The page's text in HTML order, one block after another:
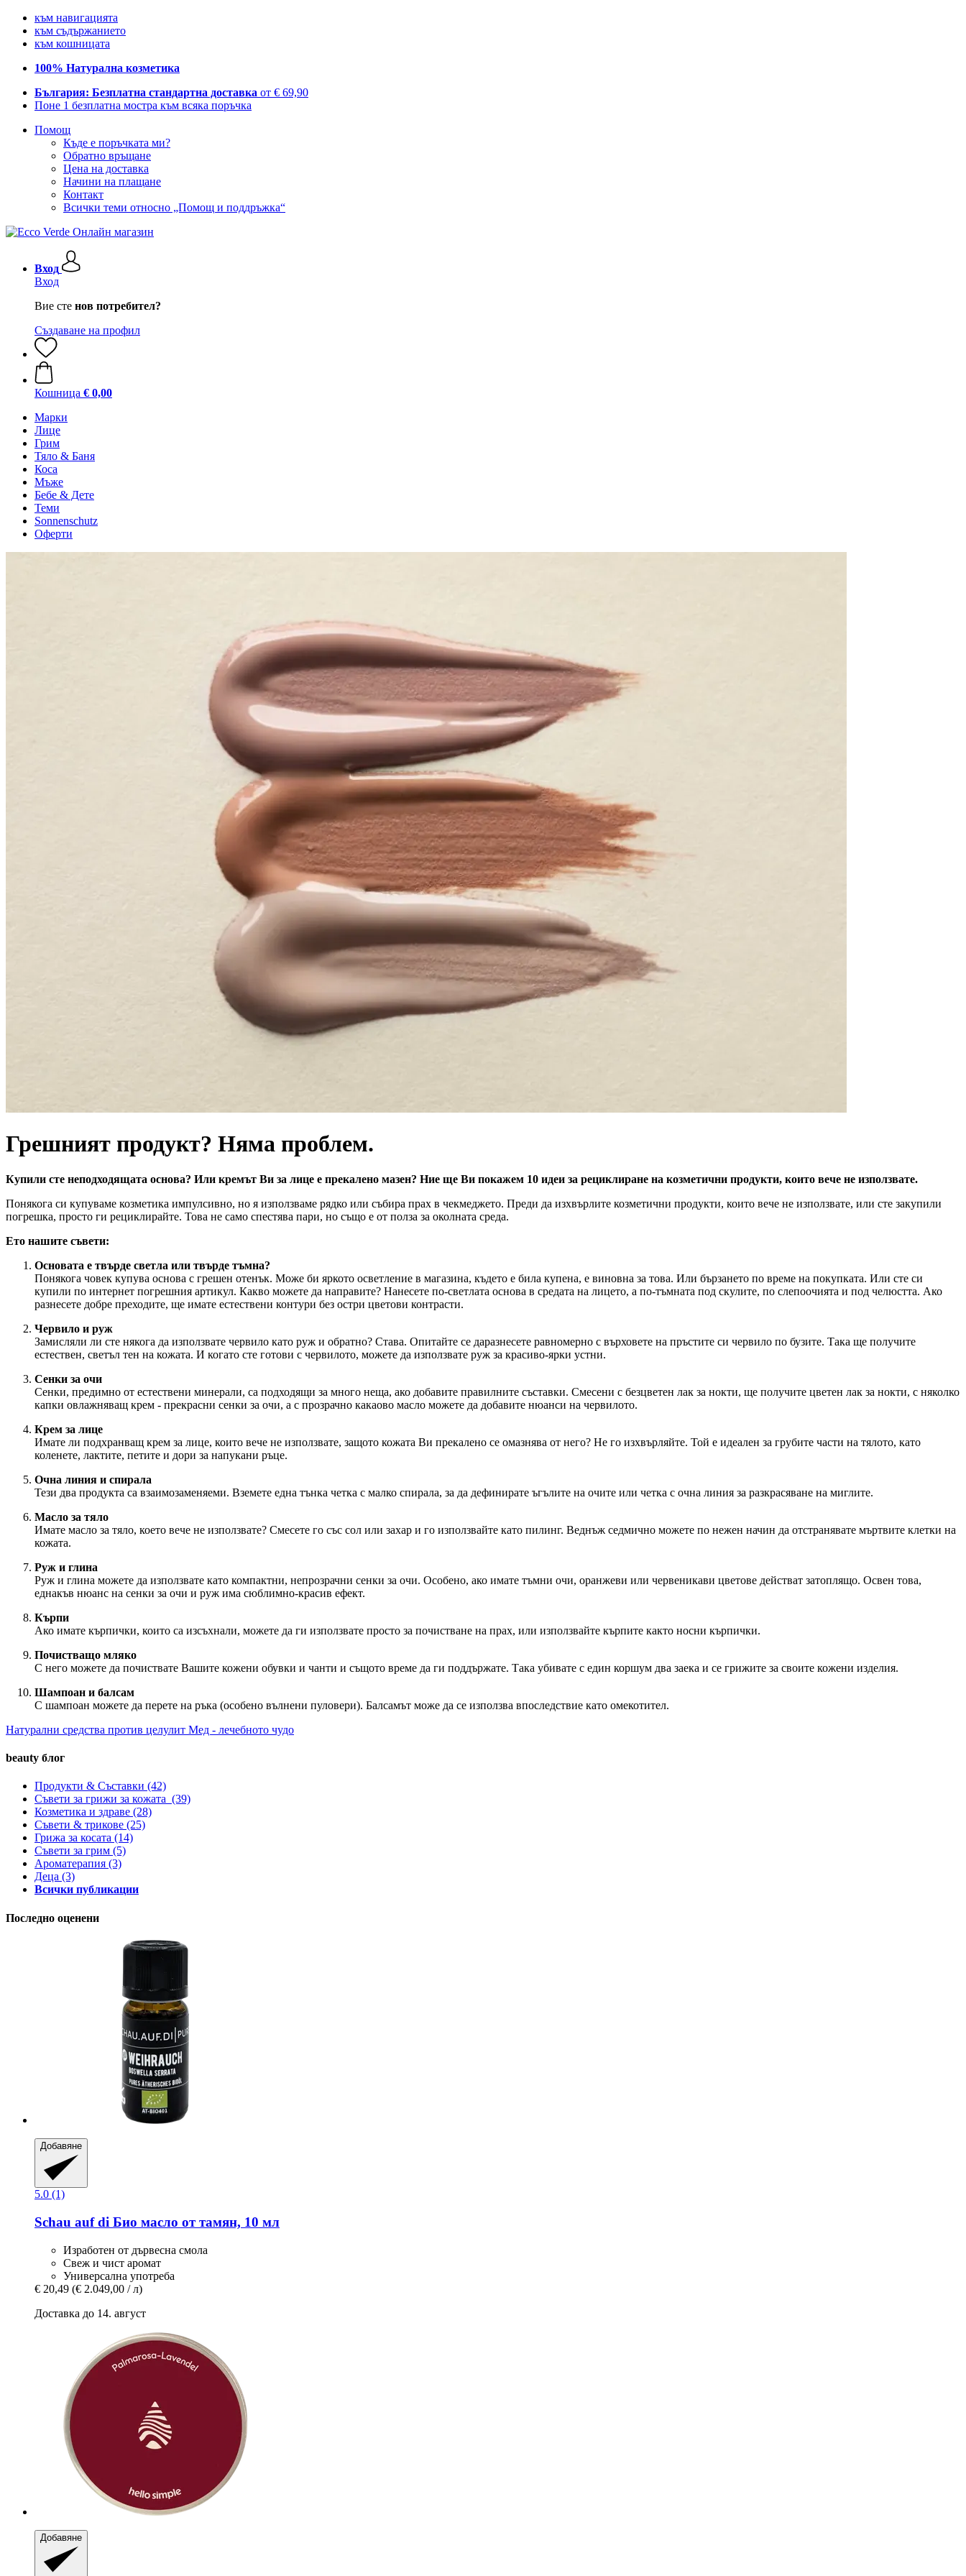
към навигацията
към съдържанието
към кошницата
100% Натурална козметика
България: Безплатна стандартна доставка от € 69,90
Поне 1 безплатна мостра към всяка поръчка
Помощ
Къде е поръчката ми?
Обратно връщане
Цена на доставка
Начини на плащане
Контакт
Всички теми относно „Помощ и поддръжка“
Вход
Вход
Вие сте нов потребител?
Създаване на профил
Кошница € 0,00
Марки
Лице
Грим
Тяло & Баня
Коса
Мъже
Бебе & Дете
Теми
Sonnenschutz
Оферти
Грешният продукт? Няма проблем.
Купили сте неподходящата основа? Или кремът Ви за лице е прекалено мазен? Ние ще Ви покажем 10 идеи за рециклиране на козметични продукти, които вече не използвате.
Понякога си купуваме козметика импулсивно, но я използваме рядко или събира прах в чекмеджето. Преди да изхвърлите козметични продукти, които вече не използвате, или сте закупили
погрешка, просто ги рециклирайте. Това не само спестява пари, но също е от полза за околната среда.
Ето нашите съвети:
Основата е твърде светла или твърде тъмна?
Понякога човек купува основа с грешен отенък. Може би яркото осветление в магазина, където е била купена, е виновна за това. Или бързането по време на покупката. Или сте си
купили по интернет погрешния артикул. Какво можете да направите? Нанесете по-светлата основа в средата на лицето, а по-тъмната под скулите, по слепоочията и под челюстта. Ако
разнесете добре преходите, ще имате естествени контури без остри цветови контрасти.
Червило и руж
Замисляли ли сте някога да използвате червило като руж и обратно? Става. Опитайте се даразнесете равномерно с върховете на пръстите си червило по бузите. Така ще получите
естествен, светъл тен на кожата. И когато сте готови с червилото, можете да използвате руж за красиво-ярки устни.
Сенки за очи
Сенки, предимно от естествени минерали, са подходящи за много неща, ако добавите правилните съставки. Смесени с безцветен лак за нокти, ще получите цветен лак за нокти, с няколко
капки овлажняващ крем - прекрасни сенки за очи, а с прозрачно какаово масло можете да добавите нюанси на червилото.
Крем за лице
Имате ли подхранващ крем за лице, които вече не използвате, защото кожата Ви прекалено се омазнява от него? Не го изхвърляйте. Той е идеален за грубите части на тялото, като
коленете, лактите, петите и дори за напукани ръце.
Очна линия и спирала
Тези два продукта са взаимозаменяеми. Вземете една тънка четка с малко спирала, за да дефинирате ъгълите на очите или четка с очна линия за разкрасяване на миглите.
Масло за тяло
Имате масло за тяло, което вече не използвате? Смесете го със сол или захар и го използвайте като пилинг. Веднъж седмично можете по нежен начин да отстранявате мъртвите клетки на
кожата.
Руж и глина
Руж и глина можете да използвате като компактни, непрозрачни сенки за очи. Особено, ако имате тъмни очи, оранжеви или червеникави цветове действат затоплящо. Освен това,
еднакъв нюанс на сенки за очи и руж има сюблимно-красив ефект.
Кърпи
Ако имате кърпички, които са изсъхнали, можете да ги използвате просто за почистване на прах, или използвайте кърпите както носни кърпички.
Почистващо мляко
С него можете да почиствате Вашите кожени обувки и чанти и същото време да ги поддържате. Така убивате с един коршум два заека и се грижите за своите кожени изделия.
Шампоан и балсам
С шампоан можете да перете на ръка (особено вълнени пуловери). Балсамът може да се използва впоследствие като омекотител.
Натурални средства против целулит Мед - лечебното чудо
beauty блог
Продукти & Съставки (42)
Съвети за грижи за кожата (39)
Козметика и здраве (28)
Съвети & трикове (25)
Грижа за косата (14)
Съвети за грим (5)
Ароматерапия (3)
Деца (3)
Всички публикации
Последно оценени
Добавяне
5.0 (1)
Schau auf di Био масло от тамян, 10 мл
Изработен от дървесна смола
Свеж и чист аромат
Универсална употреба
€ 20,49 (€ 2.049,00 / л)
Доставка до 14. август
Добавяне